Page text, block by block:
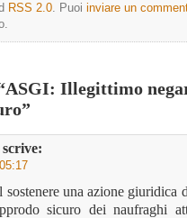
RSS 2.0. Puoi inviare un
Illegittimo
scrive:
sostenere una azione giuridica
sicuro dei naufraghi